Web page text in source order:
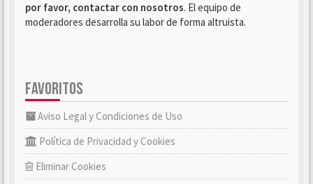
por favor, contactar con nosotros. El equipo de
moderadores desarrolla su labor de forma altruista.
FAVORITOS
Aviso Legal y Condiciones de Uso
Política de Privacidad y Cookies
Eliminar Cookies